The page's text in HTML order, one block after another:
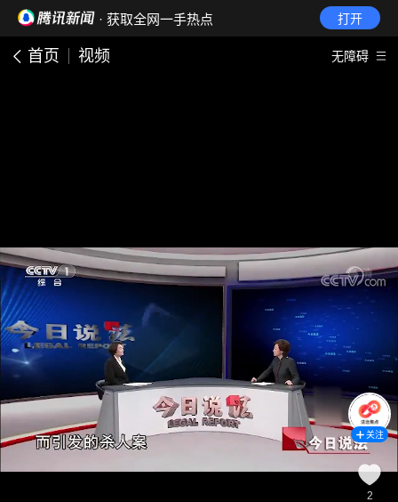
· 获取全网一手热点 打开
首页 视频 无障碍
关注
2